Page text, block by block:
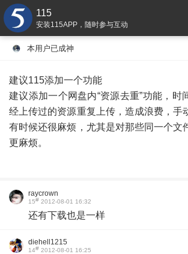
115
安装115APP，随时参与互动
本用户已成神
建议115添加一个功能
建议添加一个网盘内“资源去重”功能，时
经上传过的资源重复上传，造成浪费，手
有时候还很麻烦，尤其是对那些同一个文
更麻烦。
raycrown
15# 2012-08-01 16:32
还有下载也是一样
diehell1215
14# 2012-08-01 16:25